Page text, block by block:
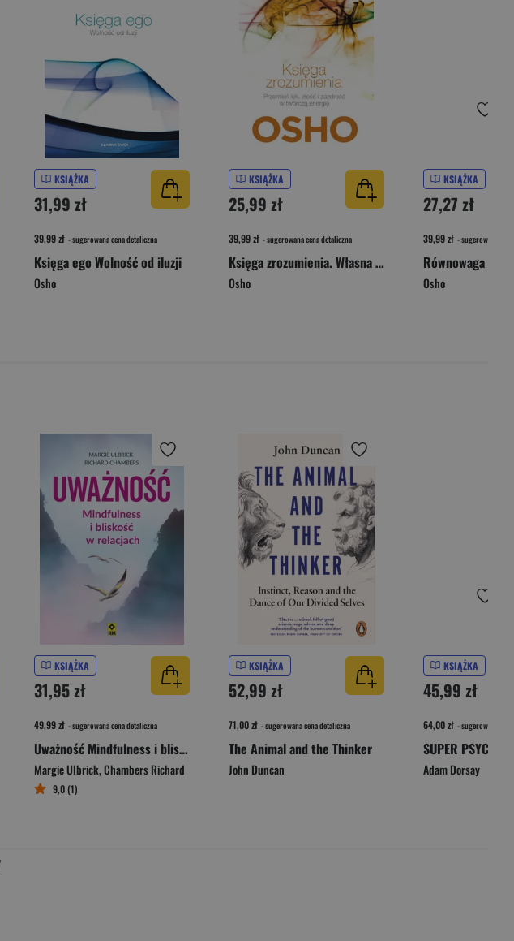
KSIĄŻKA
31,99 zł
39,99 zł - sugerowana cena detaliczna
Księga ego Wolność od iluzji
Osho
KSIĄŻKA
25,99 zł
39,99 zł - sugerowana cena detaliczna
Księga zrozumienia. Własna droga do wolności wyd. 2024
Osho
KSIĄŻKA
27,27 zł
39,99 zł - sugerowana
Osho
KSIĄŻKA
31,95 zł
49,99 zł - sugerowana cena detaliczna
Uważność Mindfulness i bliskość w relacjach
Margie Ulbrick,Chambers Richard
9,0 (1)
KSIĄŻKA
52,99 zł
71,00 zł - sugerowana cena detaliczna
The Animal and the Thinker
John Duncan
KSIĄŻKA
45,99 zł
64,00 zł - sugerowana
Adam Dorsay